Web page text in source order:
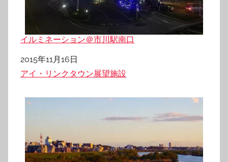
イルミネーション＠市川駅南口
日付
2015年11月16日
関連理由
アイ・リンクタウン展望施設